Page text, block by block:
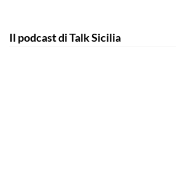
Il podcast di Talk Sicilia